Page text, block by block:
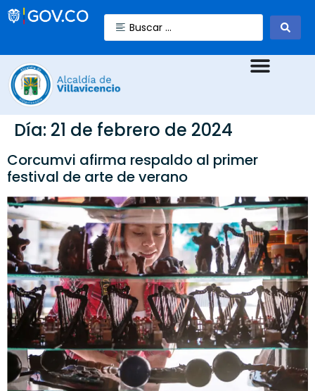
Día: 21 de febrero de 2024
Corcumvi afirma respaldo al primer
festival de arte de verano